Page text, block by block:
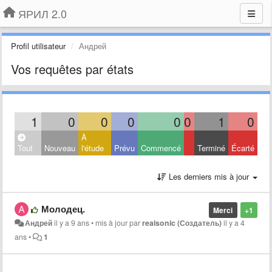
ЯРИЛ 2.0
Profil utilisateur Андрей
Vos requêtes par états
1 0 0 0 0 0 1 0
Tout Nouveau
À
l'étude
Prévu Commencé Terminé Écarté
Les derniers mis à jour
+1
Merci
Молодец.
Андрейil y a 9 ans• mis à jour parrealsonic (Создатель)il y a 4
ans• 1